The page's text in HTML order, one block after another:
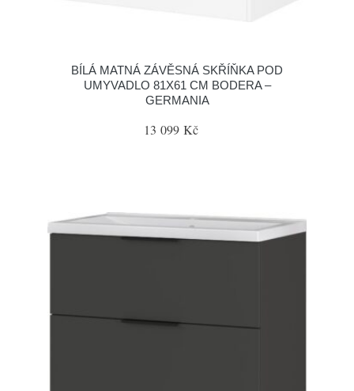
BÍLÁ MATNÁ ZÁVĚSNÁ SKŘÍŇKA POD
UMYVADLO 81X61 CM BODERA –
GERMANIA
13 099 Kč